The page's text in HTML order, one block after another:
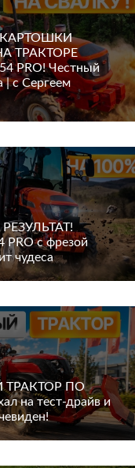
ТРАКТОРЕ
PRO! Честный
| с Сергеем
PRO с фрезой
чудеса
ТРАКТОР ПО
на тест-драйв и